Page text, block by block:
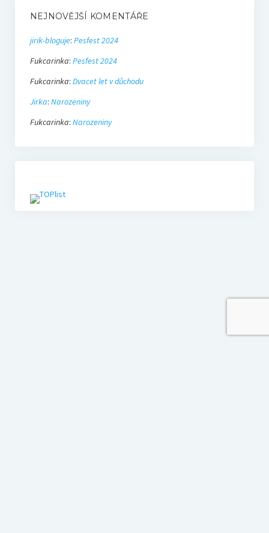
NEJNOVĚJŠÍ KOMENTÁŘE
jirik-bloguje: Pesfest 2024
Fukcarinka: Pesfest 2024
Fukcarinka: Dvacet let v důchodu
Jirka: Narozeniny
Fukcarinka: Narozeniny